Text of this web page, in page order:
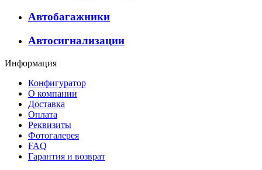
Автобагажники
Автосигнализации
Информация
Конфигуратор
О компании
Доставка
Оплата
Реквизиты
Фотогалерея
FAQ
Гарантия и возврат